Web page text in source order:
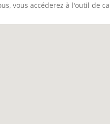
vous accéderez à l'outil de